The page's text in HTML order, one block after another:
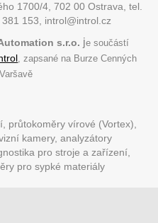
1700/4, 702 00 Ostrava,tel.
153, introl@introl.cz
s.r.o. je součástí
, zapsané na Burze Cenných
průtokoměry vírové (Vortex),
kamery, analyzátory
pro stroje a zařízení,
pro sypké materiály